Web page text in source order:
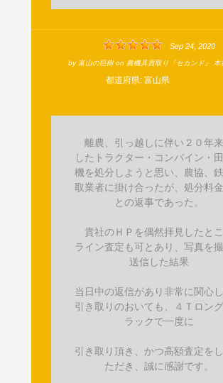
Sep 24, 2020
by 富山の巨樹on 農機具買取り『セカンド』 本
都道府県: 富山県
離農、引っ越しに伴い２０年
したトラクター・コンバイン・田
機を処分しようと思い、農協、
取業者に掛け合ったが、処分料
との返事であった。
貴社のＨＰを偶然拝見したとこ
ライン査定も可とあり、写真を
送信した結果
当日中の返信があり非常に関心し
引き取りのおいても、４Ｔロン
ラックで一度に
引き取り頂き、かつ高額査定を
ただき、誠に感謝です。